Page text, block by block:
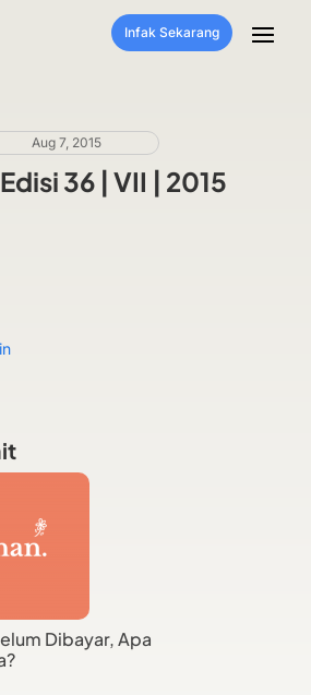
Infak Sekarang
Aug 7, 2015
36 | VII | 2015
Dibayar, Apa